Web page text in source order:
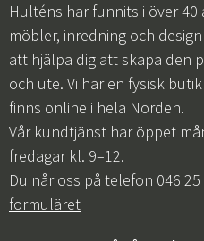
Hulténs har funnits i över
möbler, inredning och
att hjälpa dig att skapa den
och ute. Vi har en fysisk
finns online i hela Norden.
Vår kundtjänst har öppet
fredagar kl. 9–12.
Du når oss på telefon 046
formuläret